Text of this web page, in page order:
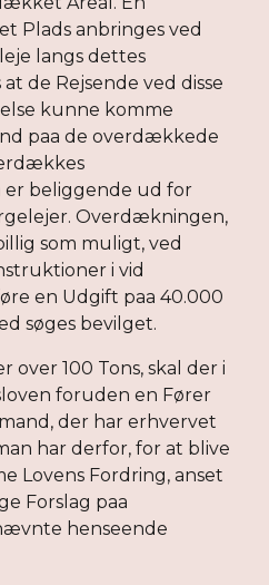
Plads anbringes ved
langs dettes
at de Rejsende ved disse
kunne komme
paa de overdækkede
er beliggende ud for
Overdækningen,
som muligt, ved
i vid
en Udgift paa 40.000
søges bevilget.
100 Tons, skal der i
foruden en Fører
der har erhvervet
har derfor, for at blive
Lovens Fordring, anset
Forslag paa
henseende